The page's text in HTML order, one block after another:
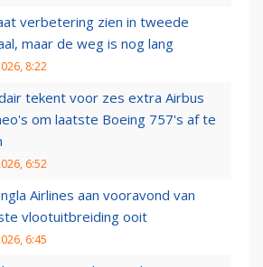
verbetering zien in tweede
maar de weg is nog lang
8:22
tekent voor zes extra Airbus
om laatste Boeing 757's af te
6:52
Airlines aan vooravond van
vlootuitbreiding ooit
6:45